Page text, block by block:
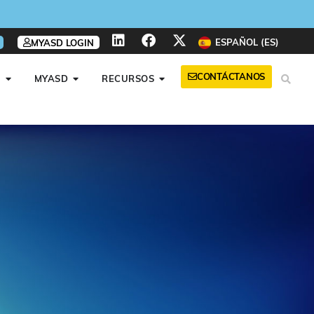
MYASD LOGIN ESPAÑOL (ES)
MYASD RECURSOS CONTÁCTANOS